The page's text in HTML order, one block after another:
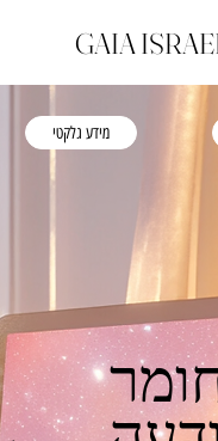
GAIA
מידע גלקטי